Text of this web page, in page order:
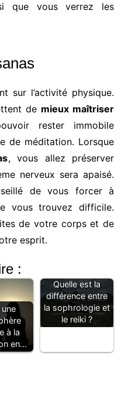
que vous verrez les
sur l’activité physique.
de mieux maîtriser
rester immobile
de méditation. Lorsque
, vous allez préserver
nerveux sera apaisé.
de vous forcer à
vous trouvez difficile.
de votre corps et de
esprit.
:
à la
en…
Quelle est la
différence entre
la sophrologie et
le reiki ?